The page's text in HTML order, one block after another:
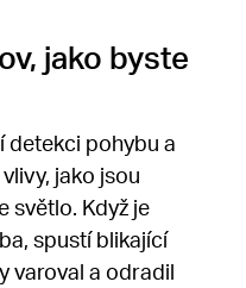
jako byste
detekci pohybu a
jako jsou
světlo. Když je
spustí blikající
varoval a odradil